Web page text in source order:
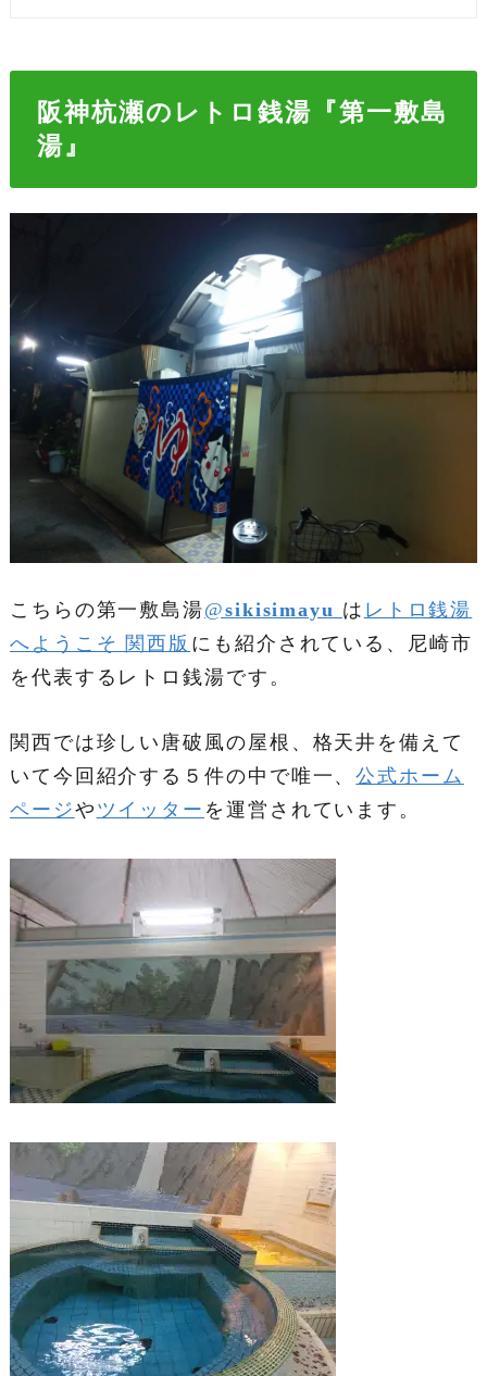
阪神杭瀬のレトロ銭湯『第一敷島
湯』
こちらの第一敷島湯@sikisimayu は レトロ銭湯
へようこそ 関西版 にも紹介されている、尼崎市
を代表するレトロ銭湯です。
関西では珍しい唐破風の屋根、格天井を備えて
いて今回紹介する５件の中で唯一、公式ホーム
ページや ツイッター を運営されています。